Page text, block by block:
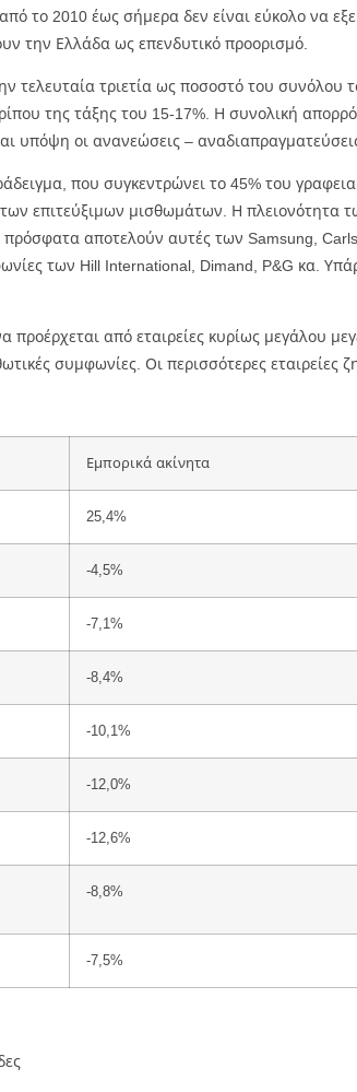
το 2010 έως σήμερα δεν είναι εύκολο να
την Ελλάδα ως επενδυτικό προορισμό.
τελευταία τριετία ως ποσοστό του
της τάξης του 15-17%. Η συνολική
υπόψη οι ανανεώσεις –
που συγκεντρώνει το 45% του
επιτεύξιμων μισθωμάτων. Η
αποτελούν αυτές των Samsung,
των Hill International, Dimand, P&G κα.
προέρχεται από εταιρείες κυρίως μεγάλου
συμφωνίες. Οι περισσότερες
Εμπορικά ακίνητα
25,4%
-4,5%
-7,1%
-8,4%
-10,1%
-12,0%
-12,6%
-8,8%
-7,5%